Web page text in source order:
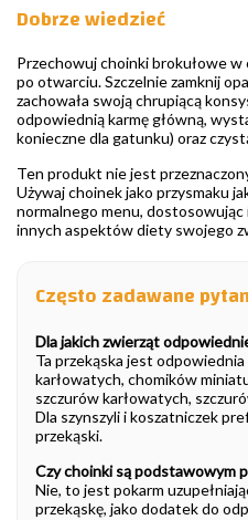
Dobrze wiedzieć
Przechowuj choinki brokułowe w
po otwarciu. Szczelnie zamknij
zachowała swoją chrupiącą
odpowiednią karmę główną,
konieczne dla gatunku) oraz
Ten produkt nie jest
Używaj choinek jako przysmaku
normalnego menu,
innych aspektów diety swojego
Często zadawane
Dla jakich zwierząt
Ta przekąska jest
karłowatych, chomików
szczurów karłowatych,
Dla szynszyli i koszatniczek
przekąski.
Czy choinki są podstawowym
Nie, to jest pokarm
przekąskę, jako dodatek do